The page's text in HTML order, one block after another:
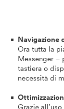
Navigazione
Ora tutta la
Messenger –
tastiera o
necessità di
Grazie